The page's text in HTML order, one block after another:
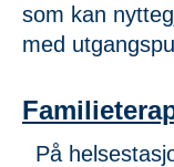
som kan
med
På